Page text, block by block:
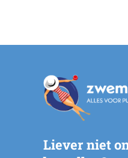
Liever niet